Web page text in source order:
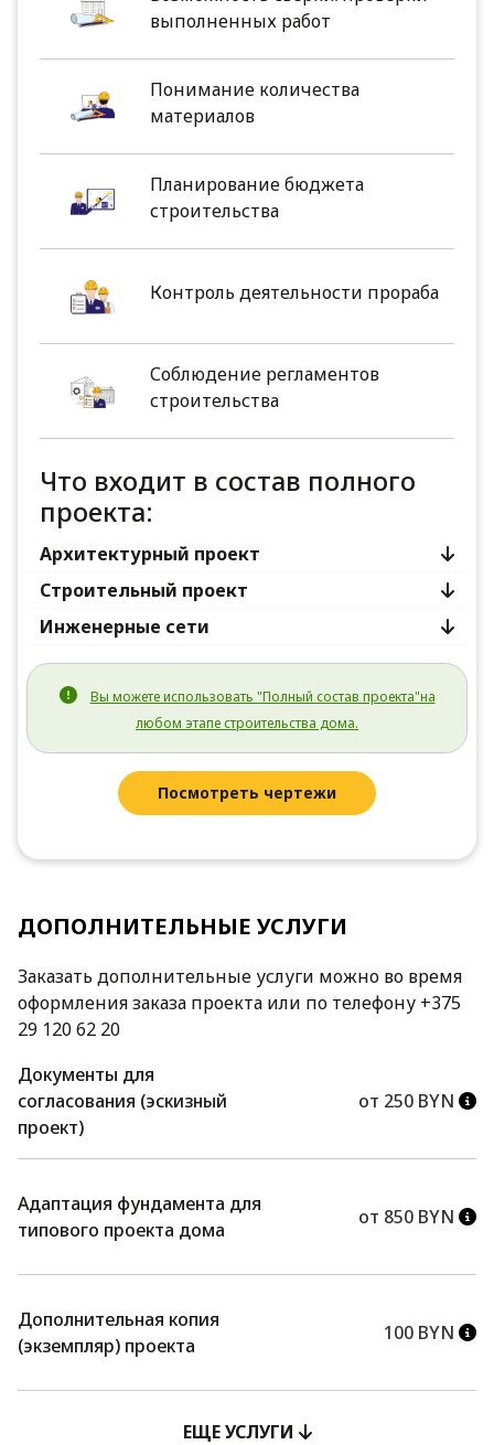
выполненных работ
Понимание количества
материалов
Планирование бюджета
строительства
Контроль деятельности прораба
Соблюдение регламентов
строительства
Что входит в состав полного
проекта:
Архитектурный проект
Строительный проект
Инженерные сети
Вы можете использовать "Полный состав проекта"на
любом этапе строительства дома.
Посмотреть чертежи
ДОПОЛНИТЕЛЬНЫЕ УСЛУГИ
Заказать дополнительные услуги можно во время
оформления заказа проекта или по телефону +375
29 120 62 20
Документы для
согласования (эскизный
проект)
от 250 BYN
Адаптация фундамента для
типового проекта дома
от 850 BYN
Дополнительная копия
(экземпляр) проекта
100 BYN
ЕЩЕ УСЛУГИ